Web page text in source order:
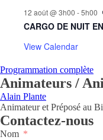
12 août @ 3h00 -5h00
CARGO DE NUIT
View Calendar
Programmation complète
Animateurs /
Alain Plante
Animateur et Préposé au
Contactez-nous
Nom